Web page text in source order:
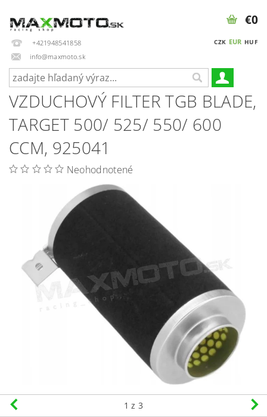
+421948541858
info@maxmoto.sk
CZK EUR HUF
€0
VZDUCHOVÝ FILTER TGB BLADE,
TARGET 500/ 525/ 550/ 600
CCM, 925041
Neohodnotené
1 z 3